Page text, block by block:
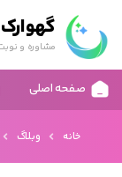
گهوارک
مشاوره و
صفحه اصلی
خانه وبلاگ